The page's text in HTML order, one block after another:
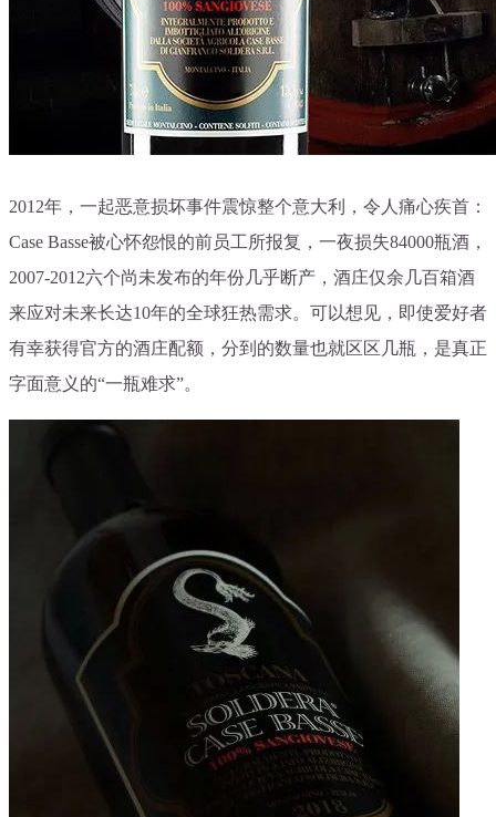
2012年，一起恶意损坏事件震惊整个意大利，令人痛心疾首：
Case Basse被心怀怨恨的前员工所报复，一夜损失84000瓶酒，
2007-2012六个尚未发布的年份几乎断产，酒庄仅余几百箱酒
来应对未来长达10年的全球狂热需求。可以想见，即使爱好者
有幸获得官方的酒庄配额，分到的数量也就区区几瓶，是真正
字面意义的“一瓶难求”。